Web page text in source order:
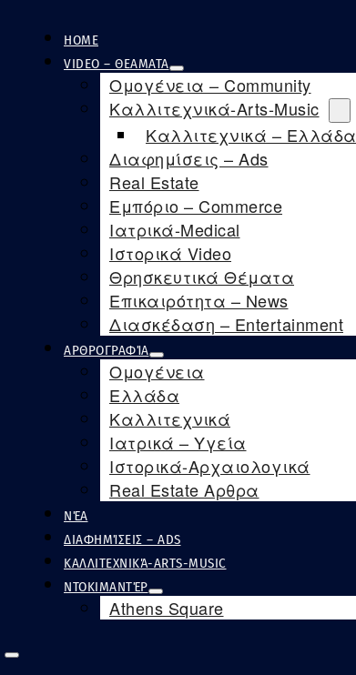
HOME
VIDEO – ΘΕΑΜΑΤΑ
Ομογένεια – Community
Καλλιτεχνικά-Arts-Music
Καλλιτεχνικά – Ελλάδα
Διαφημίσεις – Ads
Real Estate
Εμπόριο – Commerce
Ιατρικά-Medical
Ιστορικά Video
Θρησκευτικά Θέματα
Επικαιρότητα – News
Διασκέδαση – Entertainment
ΑΡΘΡΟΓΡΑΦΊΑ
Ομογένεια
Ελλάδα
Καλλιτεχνικά
Ιατρικά – Υγεία
Ιστορικά-Αρχαιολογικά
Real Estate Αρθρα
ΝΈΑ
ΔΙΑΦΗΜΊΣΕΙΣ – ADS
ΚΑΛΛΙΤΕΧΝΙΚΆ-ARTS-MUSIC
ΝΤΟΚΙΜΑΝΤΈΡ
Athens Square